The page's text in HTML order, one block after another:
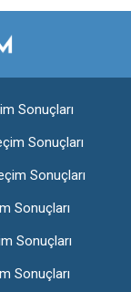
Sonuçları
Sonuçları
Sonuçları
Sonuçları
Sonuçları
Sonuçları